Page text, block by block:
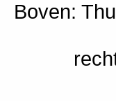
Boven: